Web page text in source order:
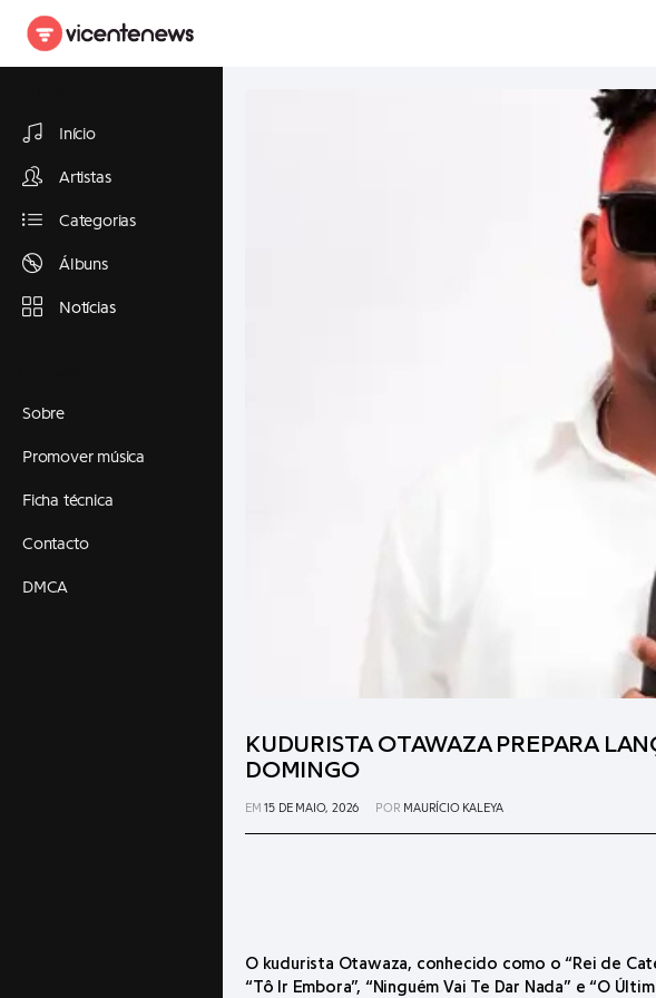
Início
Artistas
Categorias
Álbuns
Notícias
Sobre
Promover música
Ficha técnica
Contacto
DMCA
KUDURISTA OTAWAZA PREPARA
DOMINGO
EM15 DE MAIO, 2026 POR MAURÍCIO KALEYA
O kudurista Otawaza, conhecido como o “Rei de
“Tô Ir Embora”, “Ninguém Vai Te Dar Nada” e “O